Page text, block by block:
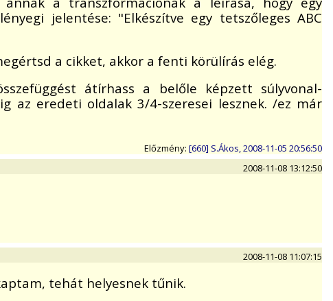
jelentése: "Elkészítve egy tetszőleges ABC
a cikket, akkor a fenti körülírás elég.
átírhass a belőle képzett súlyvonal-
az eredeti oldalak 3/4-szeresei lesznek. /ez már
Előzmény: [660] S.Ákos, 2008-11-05 20:56:50
2008-11-08 13:12:50
2008-11-08 11:07:15
tehát helyesnek tűnik.